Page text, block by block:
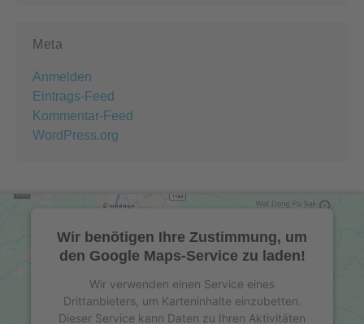
Meta
Anmelden
Eintrags-Feed
Kommentar-Feed
WordPress.org
Wir benötigen Ihre Zustimmung, um
den Google Maps-Service zu laden!
Wir verwenden einen Service eines
Drittanbieters, um Karteninhalte einzubetten.
Dieser Service kann Daten zu Ihren Aktivitäten